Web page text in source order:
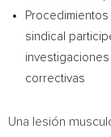
sindical
correctivas
Una lesión